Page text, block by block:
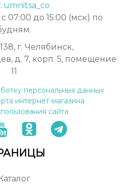
umnitsa_co
с 07:00 до 15:00 (мск) по
г. Челябинск,
д. 7, корп. 5, помещение
11
персональных данных
интернет-магазина
сайта